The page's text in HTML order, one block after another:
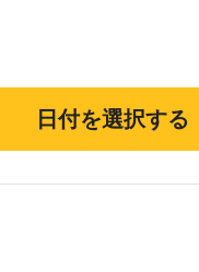
日付を選択する